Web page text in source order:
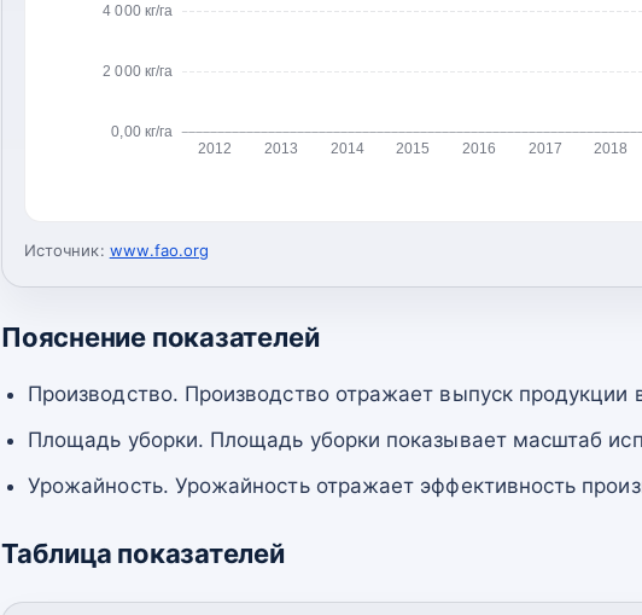
0,00 кг/га
2 000 кг/га
4 000 кг/га
2012 2013 2014 2015 2016 2017 2018
Источник: www.fao.org
Пояснение показателей
Производство. Производство отражает выпуск
Площадь уборки. Площадь уборки показывает масштаб
Урожайность. Урожайность отражает эффективность
Таблица показателей